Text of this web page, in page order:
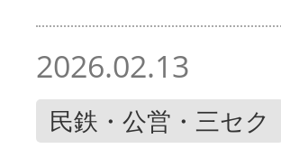
2026.02.13
民鉄・公営・三セク